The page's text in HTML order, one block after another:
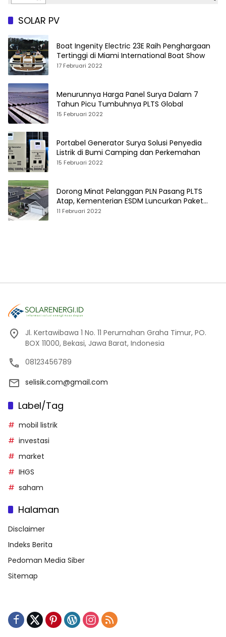
SOLAR PV
Boat Ingenity Electric 23E Raih Penghargaan
Tertinggi di Miami International Boat Show
17 Februari 2022
Menurunnya Harga Panel Surya Dalam 7
Tahun Picu Tumbuhnya PLTS Global
15 Februari 2022
Portabel Generator Surya Solusi Penyedia
Listrik di Bumi Camping dan Perkemahan
15 Februari 2022
Dorong Minat Pelanggan PLN Pasang PLTS
Atap, Kementerian ESDM Luncurkan Paket
Hibah SEF
11 Februari 2022
Jl. Kertawibawa 1 No. 11 Perumahan Graha Timur, PO.
BOX 11000, Bekasi, Jawa Barat, Indonesia
08123456789
selisik.com@gmail.com
Label/Tag
mobil listrik
investasi
market
IHGS
saham
Halaman
Disclaimer
Indeks Berita
Pedoman Media Siber
Sitemap